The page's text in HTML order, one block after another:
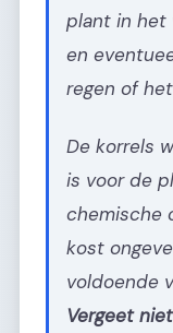
plant in het
en
regen of
De korrels
is voor de
chemische
kost
voldoende
Vergeet